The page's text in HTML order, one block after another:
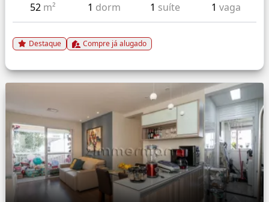
52 m² 1 dorm 1 suíte 1 vaga
Destaque Compre já alugado